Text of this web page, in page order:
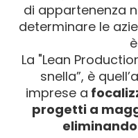
di appartenenza
determinare le
La "Lean
snella”, è
imprese a
progetti a